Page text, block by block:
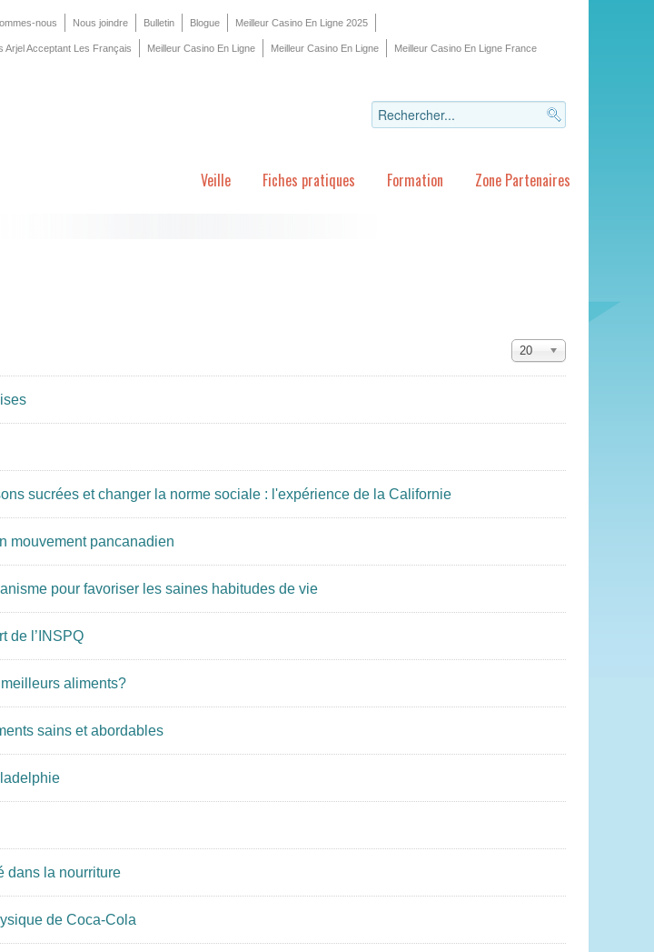
nous Nous joindre Bulletin Blogue Meilleur Casino En Ligne 2025
Arjel Acceptant Les Français Meilleur Casino En Ligne Meilleur Casino En Ligne Meilleur Casino En Ligne France
Veille Fiches pratiques Formation Zone Partenaires
20
sucrées et changer la norme sociale : l'expérience de la Californie
mouvement pancanadien
pour favoriser les saines habitudes de vie
de l’INSPQ
aliments?
sains et abordables
dans la nourriture
de Coca-Cola